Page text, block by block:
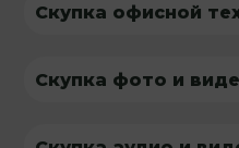
Скупка офисной
Скупка фото и